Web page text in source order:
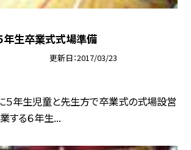
５年生卒業式式場準備
更新日 2017/03/23
５年生児童と先生方で卒業式の式場設営
する６年生...